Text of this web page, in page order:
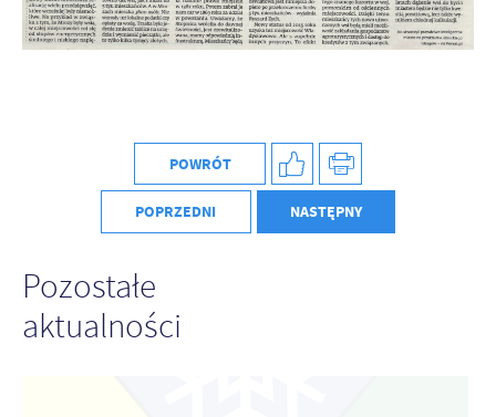
POWRÓT
POPRZEDNI NASTĘPNY
Pozostałe
aktualności
Firmy te działają w charakterze pośredników prezentujących nasze
treści w postaci wiadomości, ofert, komunikatów mediów
społecznościowych.